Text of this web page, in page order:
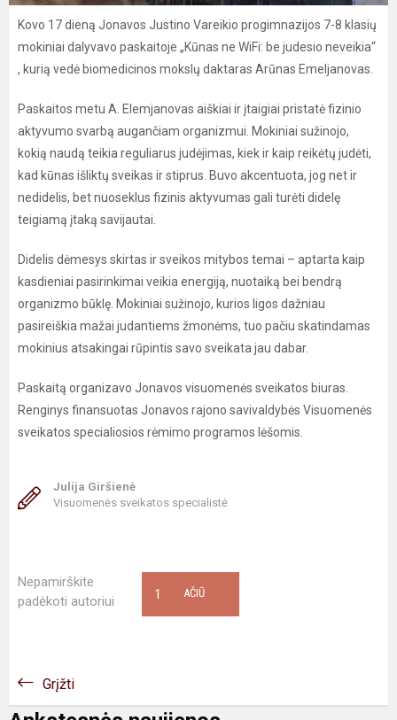
Kovo 17 dieną Jonavos Justino Vareikio progimnazijos 7-8 klasių
mokiniai dalyvavo paskaitoje „Kūnas ne WiFi: be judesio neveikia“
, kurią vedė biomedicinos mokslų daktaras Arūnas Emeljanovas.
Paskaitos metu A. Elemjanovas aiškiai ir įtaigiai pristatė fizinio
aktyvumo svarbą augančiam organizmui. Mokiniai sužinojo,
kokią naudą teikia reguliarus judėjimas, kiek ir kaip reikėtų judėti,
kad kūnas išliktų sveikas ir stiprus. Buvo akcentuota, jog net ir
nedidelis, bet nuoseklus fizinis aktyvumas gali turėti didelę
teigiamą įtaką savijautai.
Didelis dėmesys skirtas ir sveikos mitybos temai – aptarta kaip
kasdieniai pasirinkimai veikia energiją, nuotaiką bei bendrą
organizmo būklę. Mokiniai sužinojo, kurios ligos dažniau
pasireiškia mažai judantiems žmonėms, tuo pačiu skatindamas
mokinius atsakingai rūpintis savo sveikata jau dabar.
Paskaitą organizavo Jonavos visuomenės sveikatos biuras.
Renginys finansuotas Jonavos rajono savivaldybės Visuomenės
sveikatos specialiosios rėmimo programos lėšomis.
Julija Giršienė
Visuomenės sveikatos specialistė
Nepamirškite
padėkoti autoriui
AČIŪ
1
Grįžti